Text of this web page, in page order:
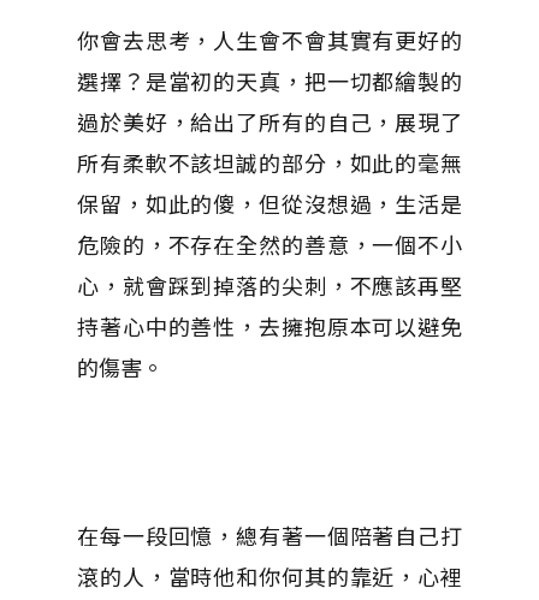
你會去思考，人生會不會其實有更好的
選擇？是當初的天真，把一切都繪製的
過於美好，給出了所有的自己，展現了
所有柔軟不該坦誠的部分，如此的毫無
保留，如此的傻，但從沒想過，生活是
危險的，不存在全然的善意，一個不小
心，就會踩到掉落的尖刺，不應該再堅
持著心中的善性，去擁抱原本可以避免
的傷害。
在每一段回憶，總有著一個陪著自己打
滾的人，當時他和你何其的靠近，心裡